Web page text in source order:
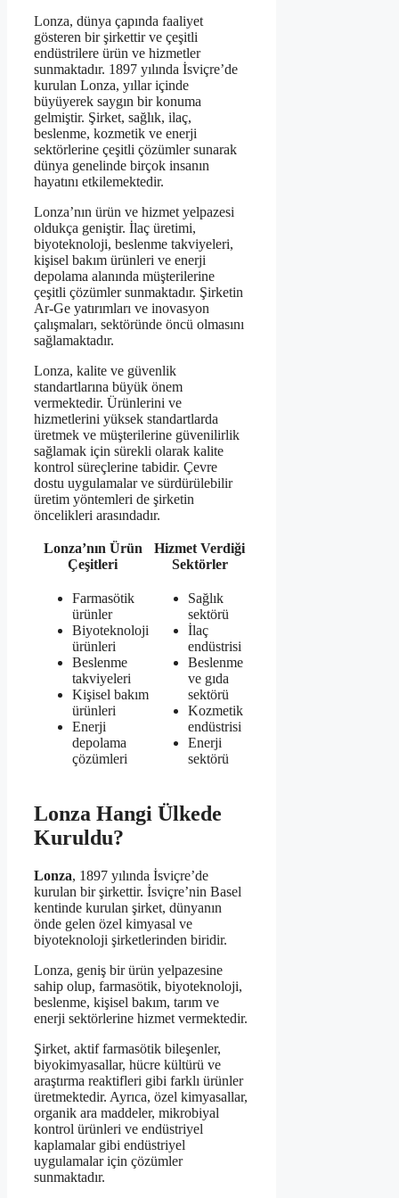
Lonza, dünya çapında faaliyet
gösteren bir şirkettir ve çeşitli
endüstrilere ürün ve hizmetler
sunmaktadır. 1897 yılında İsviçre’de
kurulan Lonza, yıllar içinde
büyüyerek saygın bir konuma
gelmiştir. Şirket, sağlık, ilaç,
beslenme, kozmetik ve enerji
sektörlerine çeşitli çözümler sunarak
dünya genelinde birçok insanın
hayatını etkilemektedir.
Lonza’nın ürün ve hizmet yelpazesi
oldukça geniştir. İlaç üretimi,
biyoteknoloji, beslenme takviyeleri,
kişisel bakım ürünleri ve enerji
depolama alanında müşterilerine
çeşitli çözümler sunmaktadır. Şirketin
Ar-Ge yatırımları ve inovasyon
çalışmaları, sektöründe öncü olmasını
sağlamaktadır.
Lonza, kalite ve güvenlik
standartlarına büyük önem
vermektedir. Ürünlerini ve
hizmetlerini yüksek standartlarda
üretmek ve müşterilerine güvenilirlik
sağlamak için sürekli olarak kalite
kontrol süreçlerine tabidir. Çevre
dostu uygulamalar ve sürdürülebilir
üretim yöntemleri de şirketin
öncelikleri arasındadır.
Lonza’nın Ürün
Çeşitleri
Hizmet Verdiği
Sektörler
Farmasötik
ürünler
Biyoteknoloji
ürünleri
Beslenme
takviyeleri
Kişisel bakım
ürünleri
Enerji
depolama
çözümleri
Sağlık
sektörü
İlaç
endüstrisi
Beslenme
ve gıda
sektörü
Kozmetik
endüstrisi
Enerji
sektörü
Lonza Hangi Ülkede
Kuruldu?
Lonza, 1897 yılında İsviçre’de
kurulan bir şirkettir. İsviçre’nin Basel
kentinde kurulan şirket, dünyanın
önde gelen özel kimyasal ve
biyoteknoloji şirketlerinden biridir.
Lonza, geniş bir ürün yelpazesine
sahip olup, farmasötik, biyoteknoloji,
beslenme, kişisel bakım, tarım ve
enerji sektörlerine hizmet vermektedir.
Şirket, aktif farmasötik bileşenler,
biyokimyasallar, hücre kültürü ve
araştırma reaktifleri gibi farklı ürünler
üretmektedir. Ayrıca, özel kimyasallar,
organik ara maddeler, mikrobiyal
kontrol ürünleri ve endüstriyel
kaplamalar gibi endüstriyel
uygulamalar için çözümler
sunmaktadır.